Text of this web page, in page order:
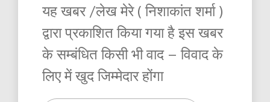
यह खबर /लेख मेरे ( निशाकांत शर्मा )
द्वारा प्रकाशित किया गया है इस खबर
के सम्बंधित किसी भी वाद – विवाद के
लिए में खुद जिम्मेदार होंगा